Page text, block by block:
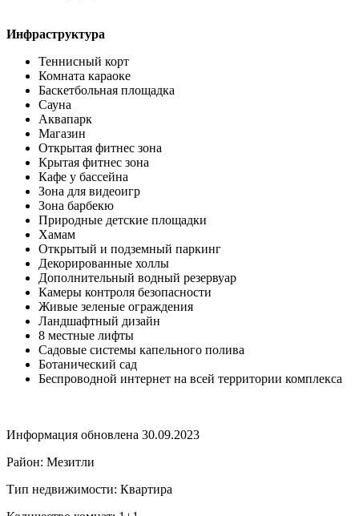
Инфраструктура
Теннисный корт
Комната караоке
Баскетбольная площадка
Сауна
Аквапарк
Магазин
Открытая фитнес зона
Крытая фитнес зона
Кафе у бассейна
Зона для видеоигр
Зона барбекю
Природные детские площадки
Хамам
Открытый и подземный паркинг
Декорированные холлы
Дополнительный водный резервуар
Камеры контроля безопасности
Живые зеленые ограждения
Ландшафтный дизайн
8 местные лифты
Садовые системы капельного полива
Ботанический сад
Беспроводной интернет на всей территории комплекса
Информация обновлена 30.09.2023
Район: Мезитли
Тип недвижимости: Квартира